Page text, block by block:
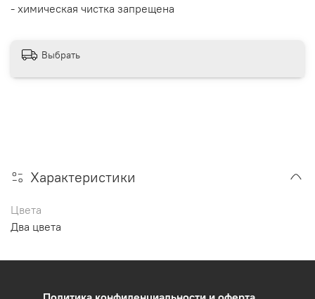
- химическая чистка запрещена
Выбрать
Характеристики
Цвета
Два цвета